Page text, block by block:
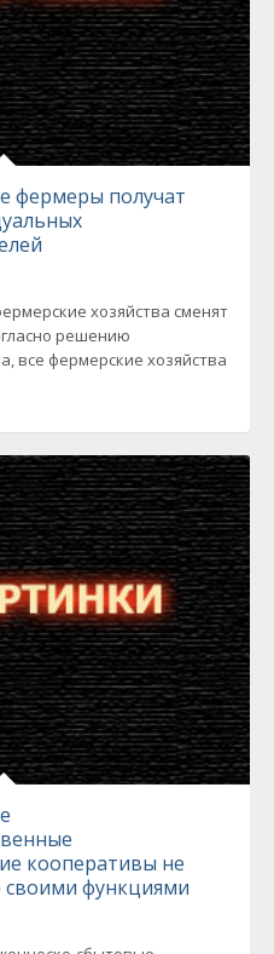
фермеры получат
хозяйства сменят
решению
все фермерские хозяйства
кооперативы не
своими функциями